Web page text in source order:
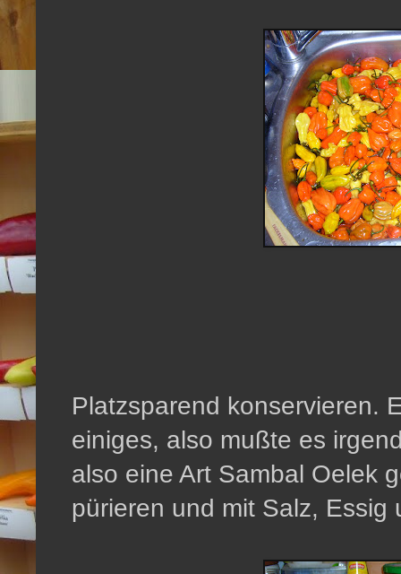
Platzsparend konservieren.
einiges, also mußte es
also eine Art Sambal Oelek
pürieren und mit Salz, Essig